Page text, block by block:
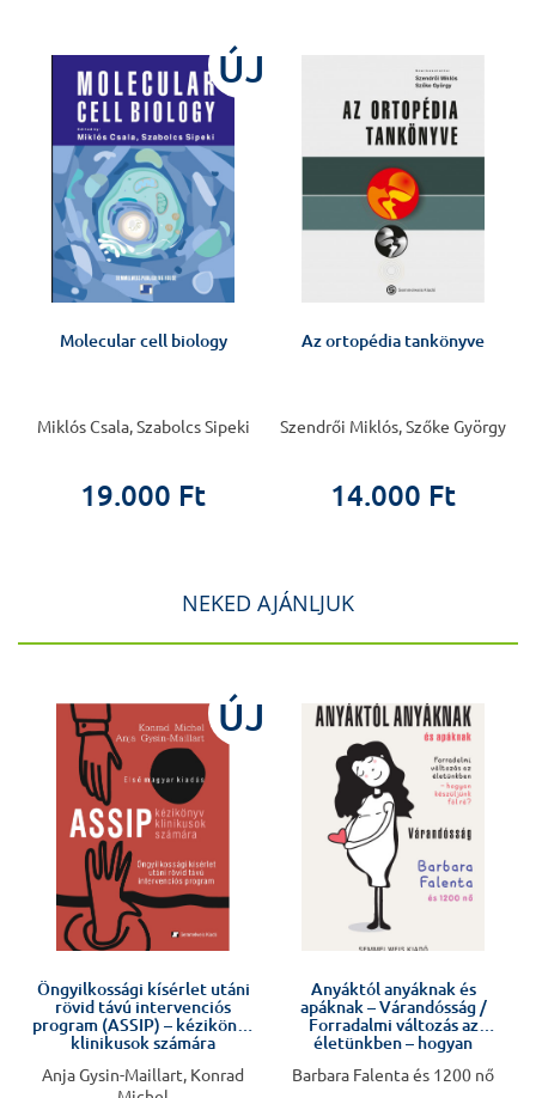
ÚJ
Molecular cell biology
Miklós Csala, Szabolcs Sipeki
19.000 Ft
Az ortopédia tankönyve
Szendrői Miklós, Szőke György
14.000 Ft
NEKED AJÁNLJUK
ÚJ
Öngyilkossági kísérlet utáni
rövid távú intervenciós
program (ASSIP) – kézikönyv
klinikusok számára
Anja Gysin-Maillart, Konrad
Anyáktól anyáknak és
apáknak – Várandósság /
Forradalmi változás az
életünkben – hogyan
Barbara Falenta és 1200 nő